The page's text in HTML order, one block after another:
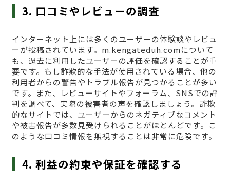
3. 口コミやレビューの調査
インターネット上には多くのユーザーの体験談やレビュ
ーが投稿されています。m.kengateduh.comについて
も、過去に利用したユーザーの評価を確認することが重
要です。もし詐欺的な手法が使用されている場合、他の
利用者からの警告やトラブル報告が見つかることが多い
です。また、レビューサイトやフォーラム、SNSでの評
判を調べて、実際の被害者の声を確認しましょう。詐欺
的なサイトでは、ユーザーからのネガティブなコメント
や被害報告が多数見受けられることがほとんどです。こ
のような口コミ情報を無視することは非常に危険です。
4. 利益の約束や保証を確認する